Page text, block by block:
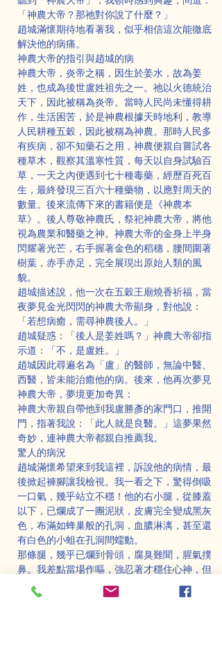
「神農大帝？那祂對你說了什麼？」
趙城滿懷期待地看著我，似乎相信這次能徹底
解決他的病痛。
神農大帝的指引與趙城的病
神農大帝，炎帝之稱，因生於姜水，故為姜
姓，也成為後世盧姓祖先之一。祂以火德統治
天下，因此被稱為炎帝。當時人民尚未懂得耕
作，生活困苦，於是神農根據天時地利，教導
人民耕種五穀，因此被稱為神農。那時人民多
有疾病，卻不知藥石之用，神農便親自嘗試各
種草木，觀察其溫寒性質，每天以自身試驗百
草，一天之內便遇到七十種毒藥，經歷百死百
生，最終發現三百六十種藥物，以應對周天的
數量。後來流傳下來的書籍便是《神農本
草》。後人尊敬神農氏，祭祀神農大帝，將他
視為農業和醫藥之神。神農大帝的金身上半身
閃耀著光芒，右手握著金色的稻穗，腰間圍著
樹葉，赤手赤足，完全展現出原始人類的風
貌。
趙城描述說，他一次在五穀王廟燒香祈福，當
夜夢見金光閃閃的神農大帝顯身，對他說：
「若想病癒，需尋神農後人。」
趙城疑惑：「後人是姜姓嗎？」神農大帝卻指
示道：「不，是盧姓。」
趙城因此尋遍名為「盧」的醫師，無論中醫、
西醫，皆未能治癒他的病。後來，他再次夢見
神農大帝，夢境更加奇異：
神農大帝親自帶他到我盧勝彥的家門口，推開
門，指著我說：「此人就是良醫。」這夢果然
奇妙，連神農大帝都親自推薦我。
驚人的病況
趙城滿懷希望來到我這裡，訴說他的病情，最
後掀起褲腳讓我檢視。我一看之下，驚得倒吸
一口氣，幾乎站立不穩！他的右小腿，從膝蓋
以下，已爛成了一團泥狀，皮膚完全變成黑灰
色，布滿如蜂巢般的孔洞，血膿淋漓，甚至還
有白色的小蛆在孔洞間蠕動。
那條腿，幾乎已爛到骨頭，腐臭難聞，腥氣撲
鼻。我差點當場作嘔，強忍著才穩住心神，但
心中難以形容那一刻的震撼。趙城的腳，徹底
成了爛泥般的模樣，已經不能稱之為人類的肢